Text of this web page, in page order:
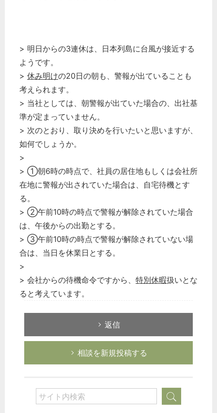
> 明日からの3連休は、日本列島に台風が接近する
ようです。
> 休み明けの20日の朝も、警報が出ていることも
考えられます。
> 当社としては、朝警報が出ていた場合の、出社基
準が定まっていません。
> 次のとおり、取り決めを行いたいと思いますが、
如何でしょうか。
>
> ①朝6時の時点で、社員の居住地もしくは会社所
在地に警報が出されていた場合は、自宅待機とす
る。
> ②午前10時の時点で警報が解除されていた場合
は、午後からの出勤とする。
> ③午前10時の時点で警報が解除されていない場
合は、当日を休業日とする。
>
> 会社からの待機命令ですから、 特別休暇扱いとな
ると考えています。
返信
相談を新規投稿する